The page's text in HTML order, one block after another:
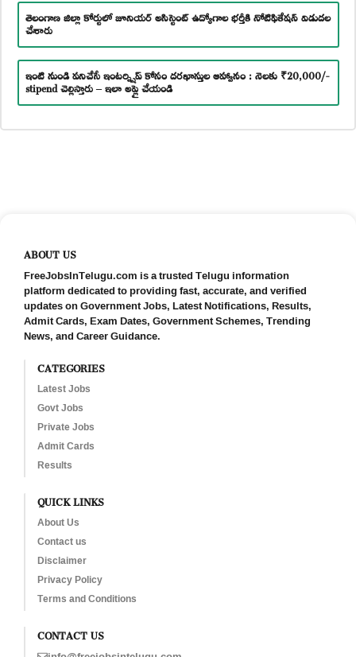
తెలంగాణ జిల్లా కోర్టులో జూనియర్ అసిస్టెంట్ ఉద్యోగాల భర్తీకి నోటిఫికేషన్ విడుదల
చేశారు
ఇంటి నుండి పనిచేసే ఇంటర్న్షిప్ కోసం దరఖాస్తుల ఆహ్వానం : నెలకు ₹20,000/-
stipend చెల్లిస్తారు – ఇలా అప్లై చేయండి
ABOUT US
FreeJobsInTelugu.com is a trusted Telugu information
platform dedicated to providing fast, accurate, and verified
updates on Government Jobs, Latest Notifications, Results,
Admit Cards, Exam Dates, Government Schemes, Trending
News, and Career Guidance.
CATEGORIES
Latest Jobs
Govt Jobs
Private Jobs
Admit Cards
Results
QUICK LINKS
About Us
Contact us
Disclaimer
Privacy Policy
Terms and Conditions
CONTACT US